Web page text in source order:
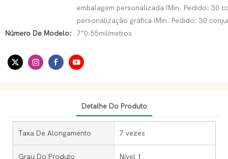
embalagem personalizada (Min. Pedido: 30
personalização gráfica (Min. Pedido: 30
Número De Modelo:
7*0.55milímetros
Detalhe Do Produto
Taxa De Alongamento 7 vezes
Grau Do Produto Nível 1